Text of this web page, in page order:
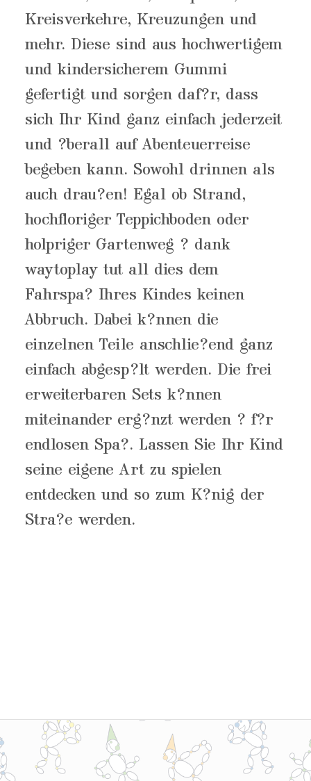
Kreisverkehre, Kreuzungen und
mehr. Diese sind aus hochwertigem
und kindersicherem Gummi
gefertigt und sorgen daf?r, dass
sich Ihr Kind ganz einfach jederzeit
und ?berall auf Abenteuerreise
begeben kann. Sowohl drinnen als
auch drau?en! Egal ob Strand,
hochfloriger Teppichboden oder
holpriger Gartenweg ? dank
waytoplay tut all dies dem
Fahrspa? Ihres Kindes keinen
Abbruch. Dabei k?nnen die
einzelnen Teile anschlie?end ganz
einfach abgesp?lt werden. Die frei
erweiterbaren Sets k?nnen
miteinander erg?nzt werden ? f?r
endlosen Spa?. Lassen Sie Ihr Kind
seine eigene Art zu spielen
entdecken und so zum K?nig der
Stra?e werden.